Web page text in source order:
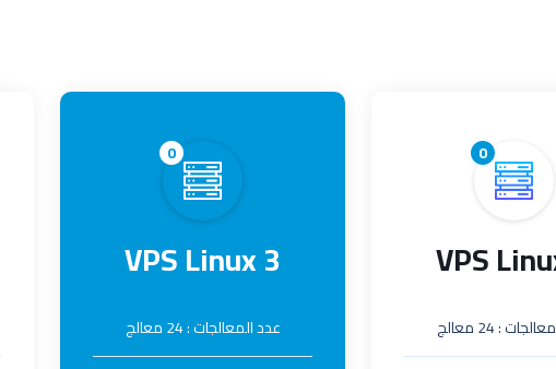
0
VPS
: 24 معالج
0
VPS Linux 3
عدد المعالجات : 24 معالج